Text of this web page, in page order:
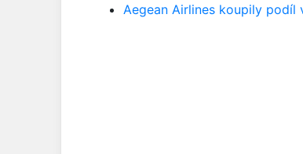
Aegean Airlines koupily podíl